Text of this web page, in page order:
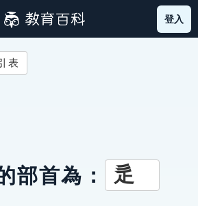
登入
表
部首為： 辵